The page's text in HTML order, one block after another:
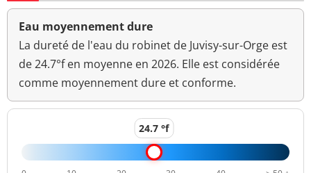
Bactéries coliformes
/100ml-MS
Fer total 79,9 µg/L <=200 µg/L
Bact. aér. revivifiables
<1 n/mL
à 36°-44h
5 n/mL
Manganèse total <15,0 µg/L <=50 µg/L
Eau moyennement dure
La dureté de l'eau du robinet de Juvisy-sur-Orge est
de 24.7°f en moyenne en 2026. Elle est considérée
comme moyennement dure et conforme.
24.7 °f